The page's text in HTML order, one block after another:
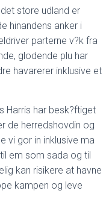
store udland er
hinandens anker i
parterne v?k fra
glodende plu har
havarerer inklusive et
Harris har besk?ftiget
de herredshovdin og
vi gor in inklusive ma
em som sada og til
kan risikere at havne
kampen og leve